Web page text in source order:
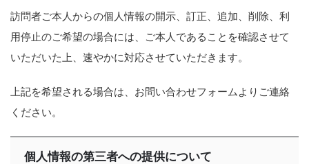
訪問者ご本人からの個人情報の開示、訂正、追加、削除、利
用停止のご希望の場合には、ご本人であることを確認させて
いただいた上、速やかに対応させていただきます。
上記を希望される場合は、お問い合わせフォームよりご連絡
ください。
個人情報の第三者への提供について